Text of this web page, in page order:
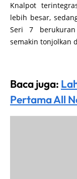
Knalpot
lebih besar,
Seri 7
semakin tonjolkan
Baca juga:
Pertama All